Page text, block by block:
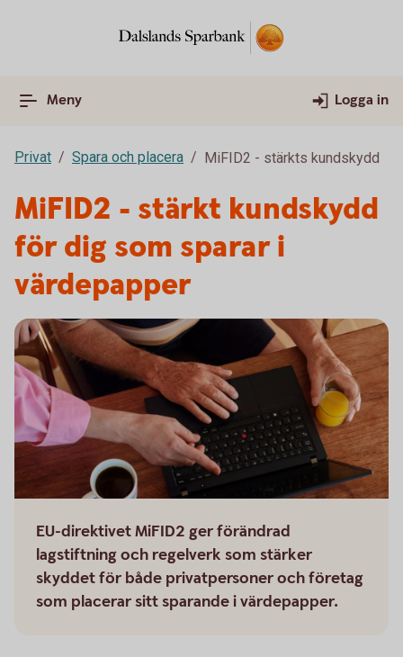
Meny Logga in
Privat Spara och placera MiFID2 - stärkts kundskydd
MiFID2 - stärkt kundskydd
för dig som sparar i
värdepapper
EU-direktivet MiFID2 ger förändrad
lagstiftning och regelverk som stärker
skyddet för både privatpersoner och företag
som placerar sitt sparande i värdepapper.